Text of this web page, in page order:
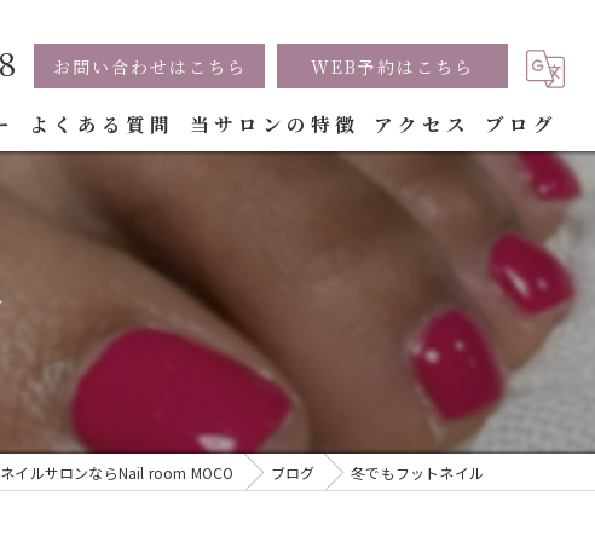
お問い合わせはこちら WEB予約はこちら
よくある質問 当サロンの特徴
巻き爪ケア
深爪ケア
パーツ
アクセス ブログ
イルサロンならNail room MOCO ブログ 冬でもフットネイル